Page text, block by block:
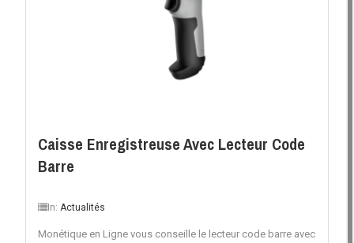
Caisse Enregistreuse Avec Lecteur Code
Barre
In:Actualités
Monétique en Ligne vous conseille le lecteur code barre avec